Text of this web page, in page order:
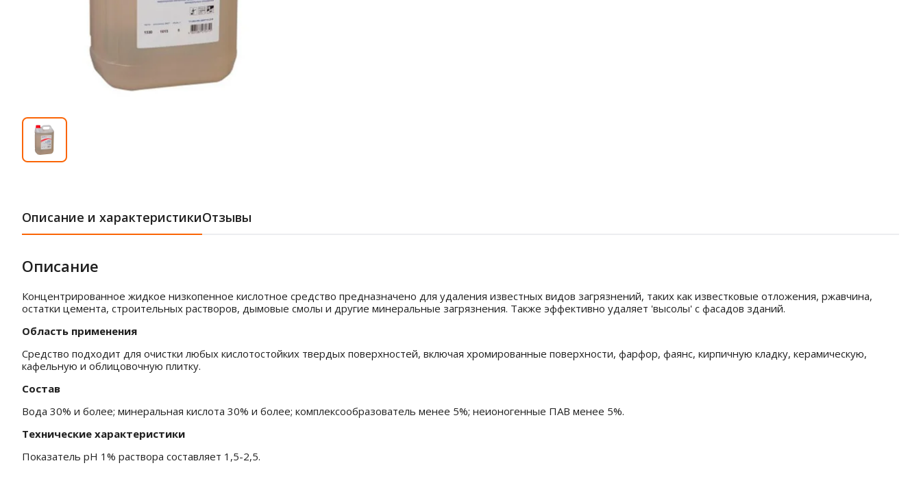
Описание и характеристикиОтзывы
Описание
Концентрированное жидкое низкопенное кислотное средство предназначено для удаления известных видов загрязнений, таких как известковые отложения, ржавчина,
остатки цемента, строительных растворов, дымовые смолы и другие минеральные загрязнения. Также эффективно удаляет 'высолы' с фасадов зданий.
Область применения
Средство подходит для очистки любых кислотостойких твердых поверхностей, включая хромированные поверхности, фарфор, фаянс, кирпичную кладку, керамическую,
кафельную и облицовочную плитку.
Состав
Вода 30% и более; минеральная кислота 30% и более; комплексообразователь менее 5%; неионогенные ПАВ менее 5%.
Технические характеристики
Показатель pH 1% раствора составляет 1,5-2,5.